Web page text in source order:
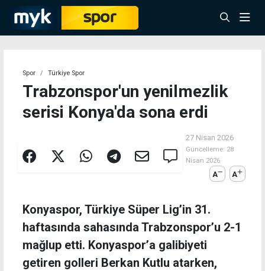
Spor Türkiye Spor
Trabzonspor'un yenilmezlik
serisi Konya'da sona erdi
27 Nisan 2026
Güncelleme: 28
Nisan 2026
A A
Konyaspor, Türkiye Süper Lig’in 31.
haftasında sahasında Trabzonspor’u 2-1
mağlup etti. Konyaspor’a galibiyeti
getiren golleri Berkan Kutlu atarken,